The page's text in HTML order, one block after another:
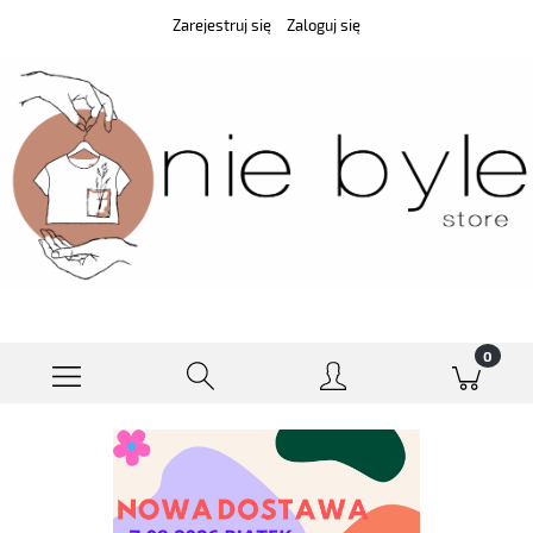
Zarejestruj się Zaloguj się